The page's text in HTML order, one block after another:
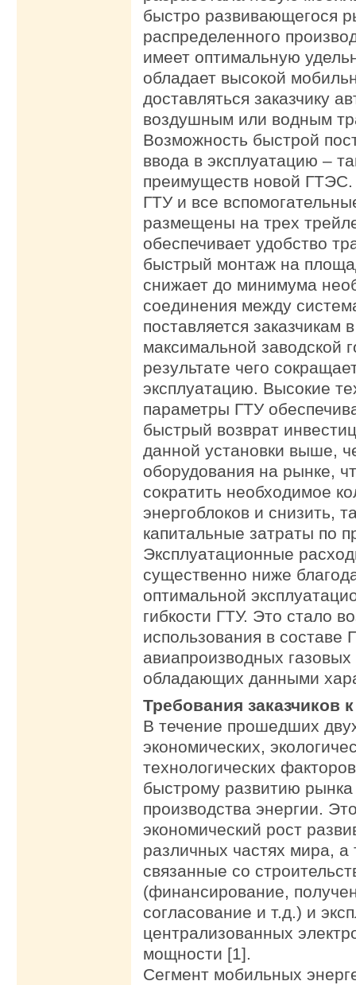
быстро развивающегося
распределенного
имеет оптимальную
обладает высокой
доставляться заказчику
воздушным или водным
Возможность быстрой
ввода в эксплуатацию –
преимуществ новой ГТЭС.
ГТУ и все
размещены на трех
обеспечивает удобство
быстрый монтаж на
снижает до минимума
соединения между
поставляется заказчикам
максимальной заводской
результате чего
эксплуатацию. Высокие
параметры ГТУ
быстрый возврат
данной установки выше,
оборудования на рынке,
сократить необходимое
энергоблоков и снизить,
капитальные затраты по
Эксплуатационные
существенно ниже
оптимальной
гибкости ГТУ. Это стало
использования в составе
авиапроизводных газовых
обладающих данными
Требования
В течение прошедших
экономических,
технологических
быстрому развитию
производства энергии.
экономический рост
различных частях мира, а
связанные со
(финансирование,
согласование и т.д.) и
централизованных
мощности [1].
Сегмент мобильных